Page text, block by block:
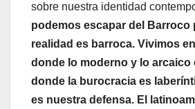
sobre nuestra identidad
podemos escapar del Barroco
realidad es barroca. Vivimos
donde lo moderno y lo arcaico
donde la burocracia es
es nuestra defensa. El